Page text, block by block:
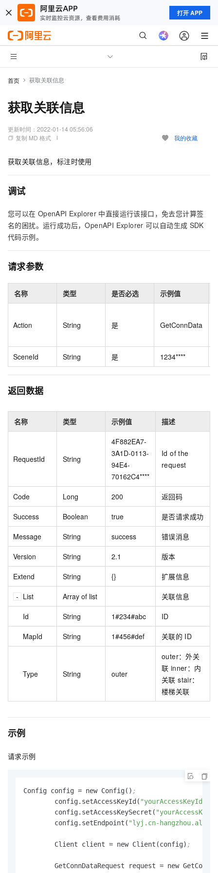
打开 APP
首页 获取关联信息
获取关联信息
更新时间： 2022-01-14 05:56:06
复制 MD 格式
我的收藏
获取关联信息，标注时使用
调试
您可以在 OpenAPI Explorer 中直接运行该接口，免去您计算签
名的困扰。运行成功后，OpenAPI Explorer 可以自动生成 SDK
代码示例。
请求参数
名称 类型 是否必选 示例值
Action String 是 GetConnData
SceneId String 是 1234****
返回数据
名称 类型 示例值 描述
RequestId String
4F882EA7-
3A1D-0113-
94E4-
70162C4****
Id of the
request
Code Long 200 返回码
Success Boolean true 是否请求成功
Message String success 错误消息
Version String 2.1 版本
Extend String {} 扩展信息
List Array of list 关联信息
Id String 1#234#abc ID
MapId String 1#456#def 关联的 ID
Type String outer
outer：外关
联 inner：内
关联 stair：
楼梯关联
示例
请求示例
Config config = new Config() ;
        config.setAccessKeyId(
"yourAccessKeyId"
        config.setAccessKeySecret(
        config.setEndpoint(
"lyj.cn-
        Client client
= new Client(config) ;
        GetConnDataRequest request
= new